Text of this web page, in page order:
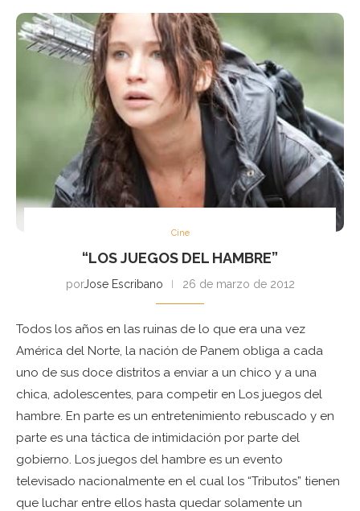
Cine
“LOS JUEGOS DEL HAMBRE”
porJose Escribano 26 de marzo de 2012
Todos los años en las ruinas de lo que era una vez
América del Norte, la nación de Panem obliga a cada
uno de sus doce distritos a enviar a un chico y a una
chica, adolescentes, para competir en Los juegos del
hambre. En parte es un entretenimiento rebuscado y en
parte es una táctica de intimidación por parte del
gobierno. Los juegos del hambre es un evento
televisado nacionalmente en el cual los “Tributos” tienen
que luchar entre ellos hasta quedar solamente un